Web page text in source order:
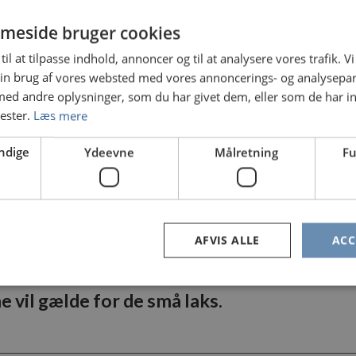
kvoten lukket. Når status på en kvote
princippet fra starten fra d. 16.
der løbende flere laks til de yderste
Gels Å Sammenslutningen af 1976 og
maks. fangst på 20 % af kvoten pr.
store laks til de yderste foreninger
vil gælde for de små laks.
bruger cookies
at tilpasse indhold, annoncer og til at analysere vores trafik.
brug af vores websted med vores annoncerings- og
andre oplysninger, som du har givet dem, eller som de har
Læs mere
Ydeevne Målretning
AFVIS ALLE